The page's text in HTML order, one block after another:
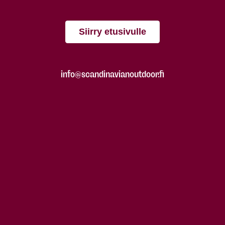
Siirry etusivulle
info@scandinavianoutdoor.fi